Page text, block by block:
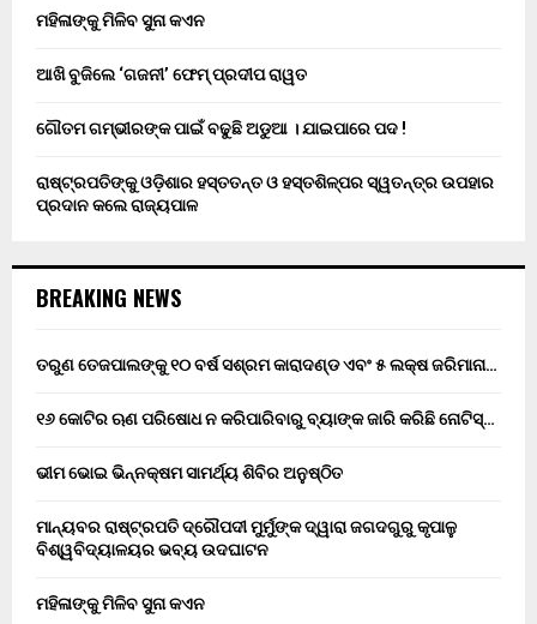
ମହିଳାଙ୍କୁ ମିଳିବ ସୁନା କଏନ
ଆଖି ବୁଜିଲେ ‘ଗଜନୀ’ ଫେମ୍ ପ୍ରଦୀପ ରାୱତ
ଗୌତମ ଗମ୍ଭୀରଙ୍କ ପାଇଁ ବଢୁଛି ଅଡୁଆ । ଯାଇପାରେ ପଦ !
ରାଷ୍ଟ୍ରପତିଙ୍କୁ ଓଡ଼ିଶାର ହସ୍ତତନ୍ତ ଓ ହସ୍ତଶିଳ୍ପର ସ୍ୱତନ୍ତ୍ର ଉପହାର
ପ୍ରଦାନ କଲେ ରାଜ୍ୟପାଳ
BREAKING NEWS
ତରୁଣ ତେଜପାଲଙ୍କୁ ୧୦ ବର୍ଷ ସଶ୍ରମ କାରାଦଣ୍ଡ ଏବଂ ₹୫ ଲକ୍ଷ ଜରିମାନା…
୧୬ କୋଟିର ଋଣ ପରିଷୋଧ ନ କରିପାରିବାରୁ ବ୍ୟାଙ୍କ ଜାରି କରିଛି ନୋଟିସ୍…
ଭୀମ ଭୋଇ ଭିନ୍ନକ୍ଷମ ସାମର୍ଥ୍ୟ ଶିବିର ଅନୁଷ୍ଠିତ
ମାନ୍ୟବର ରାଷ୍ଟ୍ରପତି ଦ୍ରୌପଦୀ ମୁର୍ମୁଙ୍କ ଦ୍ୱାରା ଜଗଦଗୁରୁ କୃପାଳୁ
ବିଶ୍ୱବିଦ୍ୟାଳୟର ଭବ୍ୟ ଉଦଘାଟନ
ମହିଳାଙ୍କୁ ମିଳିବ ସୁନା କଏନ